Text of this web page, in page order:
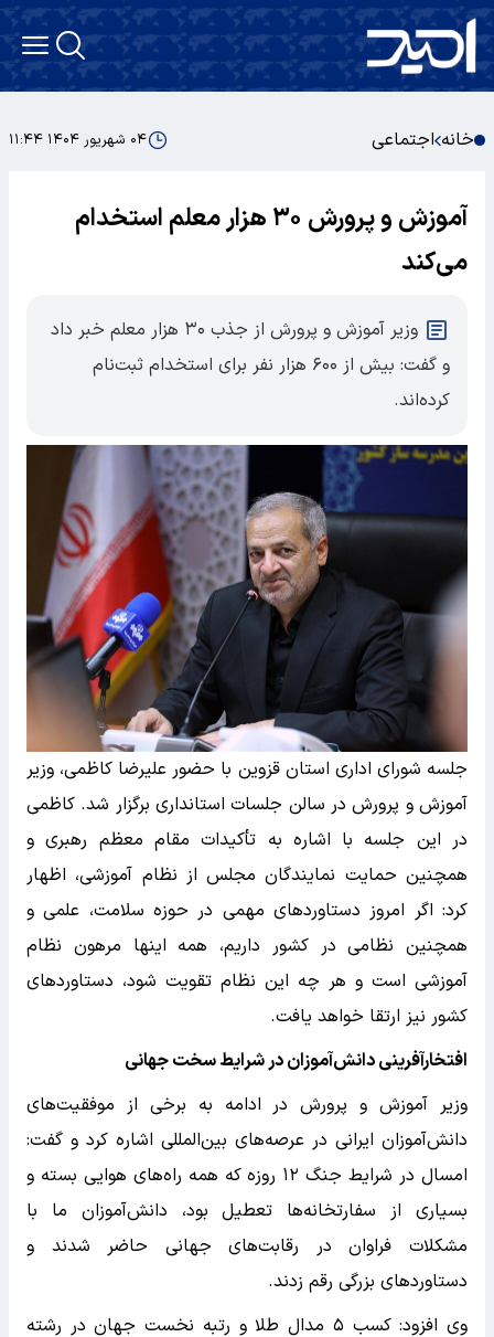
خانه اجتماعی ۰۴ شهریور ۱۴۰۴ ۱۱:۴۴
آموزش و پرورش ۳۰ هزار معلم استخدام
می‌کند
وزیر آموزش و پرورش از جذب ۳۰ هزار معلم خبر داد
و گفت: بیش از ۶۰۰ هزار نفر برای استخدام ثبت‌نام
کرده‌اند.
جلسه شورای اداری استان قزوین با حضور علیرضا کاظمی، وزیر
آموزش و پرورش در سالن جلسات استانداری برگزار شد. کاظمی
در این جلسه با اشاره به تأکیدات مقام معظم رهبری و
همچنین حمایت نمایندگان مجلس از نظام آموزشی، اظهار
کرد: اگر امروز دستاورد‌های مهمی در حوزه سلامت، علمی و
همچنین نظامی در کشور داریم، همه اینها مرهون نظام
آموزشی است و هر چه این نظام تقویت شود، دستاورد‌های
کشور نیز ارتقا خواهد یافت.
افتخارآفرینی دانش‌آموزان در شرایط سخت جهانی
وزیر آموزش و پرورش در ادامه به برخی از موفقیت‌های
دانش‌آموزان ایرانی در عرصه‌های بین‌المللی اشاره کرد و گفت:
امسال در شرایط جنگ ۱۲ روزه که همه راه‌های هوایی بسته و
بسیاری از سفارتخانه‌ها تعطیل بود، دانش‌آموزان ما با
مشکلات فراوان در رقابت‌های جهانی حاضر شدند و
دستاورد‌های بزرگی رقم زدند.
وی افزود: کسب ۵ مدال طلا و رتبه نخست جهان در رشته